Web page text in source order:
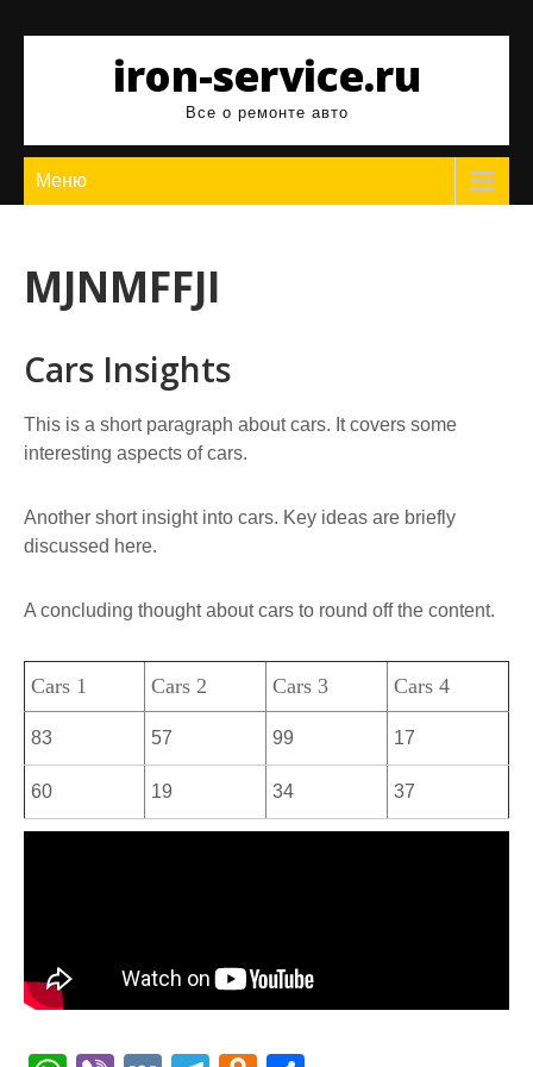
содержимомуiron-service.ru
Все о ремонте авто
Меню
MJNMFFJI
Cars Insights
This is a short paragraph about cars. It covers some
interesting aspects of cars.
Another short insight into cars. Key ideas are briefly
discussed here.
A concluding thought about cars to round off the content.
Cars 1 Cars 2 Cars 3 Cars 4
83 57 99 17
60 19 34 37